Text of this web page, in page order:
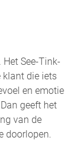
See-Tink-
klant die iets
en emotie
geeft het
van de
doorlopen.